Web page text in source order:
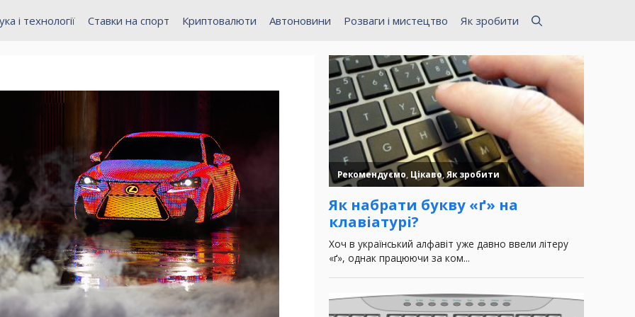
і технології Ставки на спорт Криптовалюти Автоновини Розваги і мистецтво Як зробити